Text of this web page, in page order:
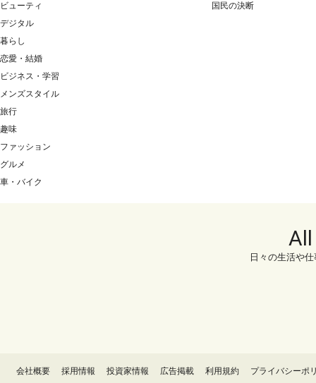
ビューティ
デジタル
暮らし
恋愛・結婚
ビジネス・学習
メンズスタイル
旅行
趣味
ファッション
グルメ
車・バイク
国民の決断
日々の生活や
会社概要 採用情報 投資家情報 広告掲載 利用規約 プライバシーポ